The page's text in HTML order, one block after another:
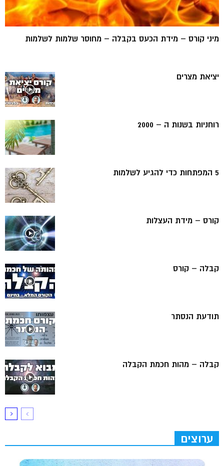
מיני קורס – מידת הכעס בקבלה – מחוסר שלמות לשלמות
יציאת מצרים
רוחניות בשנות ה – 2000
5 המפתחות כדי להגיע לשלמות
קורס – מידת העצלות
קבלה – קורס
תודעת הנסתר
קבלה – מהות חכמת הקבלה
ערוצים